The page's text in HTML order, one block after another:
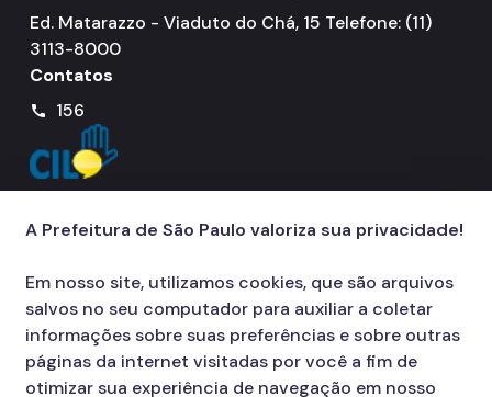
Ed. Matarazzo - Viaduto do Chá, 15 Telefone: (11)
3113-8000
Contatos
call 156
A Prefeitura de São Paulo valoriza sua privacidade!
Em nosso site, utilizamos cookies, que são arquivos
salvos no seu computador para auxiliar a coletar
informações sobre suas preferências e sobre outras
páginas da internet visitadas por você a fim de
otimizar sua experiência de navegação em nosso